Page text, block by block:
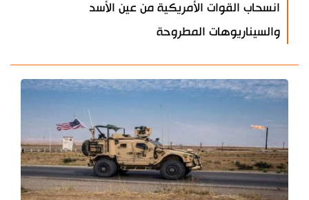
انسحاب القوات الأمريكية من عين الأسد
والسيناريوهات المطروحة